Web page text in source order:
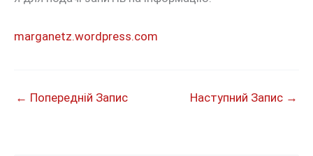
marganetz.wordpress.com
← Попередній Запис Наступний Запис →